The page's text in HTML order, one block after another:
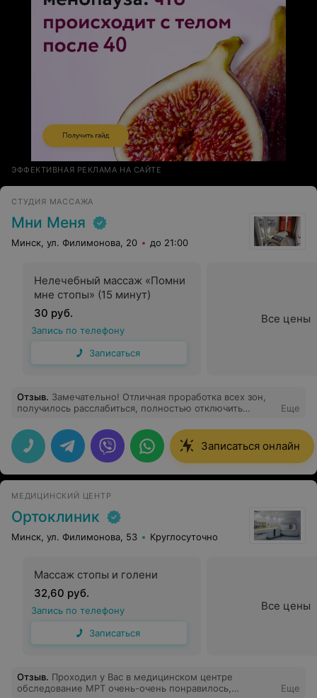
ЭФФЕКТИВНАЯ РЕКЛАМА НА САЙТЕ
СТУДИЯ МАССАЖА
Мни Меня
Минск, ул. Филимонова, 20 до 21:00
Нелечебный массаж «Помни
мне стопы» (15 минут)
30 руб.
Запись по телефону
Записаться
Все цены
Отзыв. Замечательно! Отличная проработка всех зон,
получилось расслабиться, полностью отключить
Еще
Записаться онлайн
МЕДИЦИНСКИЙ ЦЕНТР
Ортоклиник
Минск, ул. Филимонова, 53 Круглосуточно
Массаж стопы и голени
32,60 руб.
Запись по телефону
Записаться
Все цены
Отзыв. Проходил у Вас в медицинском центре
обследование МРТ очень-очень понравилось,
Еще